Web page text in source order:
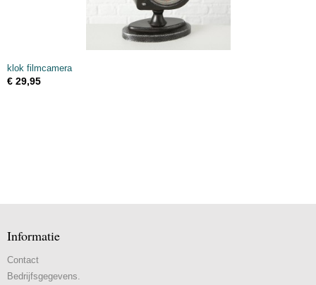
klok filmcamera
€ 29,95
Informatie
Contact
Bedrijfsgegevens.